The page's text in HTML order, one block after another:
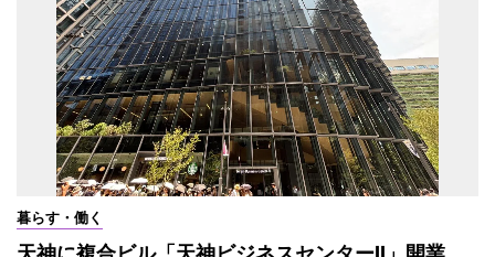
暮らす・働く